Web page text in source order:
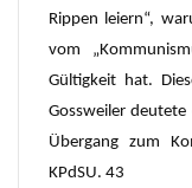
Rippen leiern“,
vom
Gültigkeit hat.
Gossweiler deutete
Übergang zum
KPdSU. 43